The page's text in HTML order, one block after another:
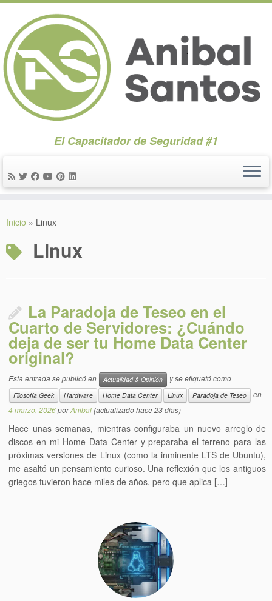
El Capacitador de Seguridad #1
Inicio » Linux
Linux
La Paradoja de Teseo en el
Cuarto de Servidores: ¿Cuándo
deja de ser tu Home Data Center
original?
Esta entrada se publicó en Actualidad & Opinión y se etiquetó como
Filosofía Geek Hardware Home Data Center Linux Paradoja de Teseo
en
4 marzo, 2026porAnibal(actualizado hace 23 dias)
Hace unas semanas, mientras configuraba un nuevo arreglo de
discos en mi Home Data Center y preparaba el terreno para las
próximas versiones de Linux (como la inminente LTS de Ubuntu),
me asaltó un pensamiento curioso. Una reflexión que los antiguos
griegos tuvieron hace miles de años, pero que aplica […]